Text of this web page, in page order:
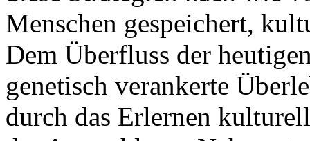
Menschen gespeichert,
Dem Überfluss der
genetisch verankerte
durch das Erlernen